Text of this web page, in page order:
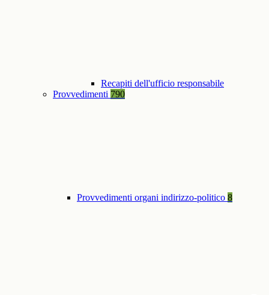
Recapiti dell'ufficio responsabile
Provvedimenti 790
Provvedimenti organi indirizzo-politico 8